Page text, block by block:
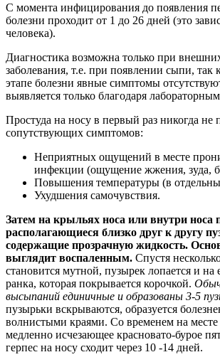
С момента инфицирования до появления
болезни проходит от 1 до 26 дней (это
человека).
Диагностика возможна только при
заболевания, т.е. при появлении сыпи, так
этапе болезни явные симптомы
выявляется только благодаря
Простуда на носу в первый раз никогда не
сопутствующих симптомов:
Неприятных ощущений в месте
инфекции (ощущение жжения, зуда,
Повышения температуры (в
Ухудшения самочувствия.
Затем на крыльях носа или внутри носа
располагающиеся близко друг к другу
содержащие прозрачную жидкость.
выглядит воспаленным. Спустя
становится мутной, пузырек лопается и на
ранка, которая покрывается корочкой.
высыпаний единичные и образованы 3-5
пузырьки вскрываются, образуется
волнистыми краями. Со временем на месте
медленно исчезающее красновато-бурое
герпес на носу сходит через 10 -14 дней.